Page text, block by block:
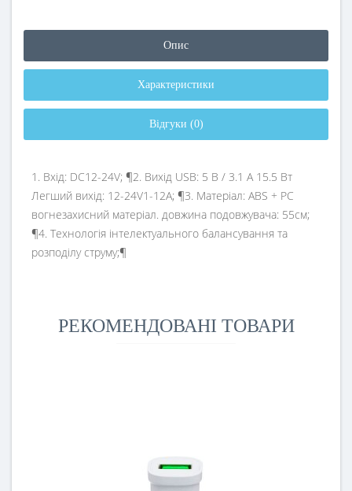
Опис
Характеристики
Відгуки (0)
1. Вхід: DC12-24V; ¶2. Вихід USB: 5 В / 3.1 А 15.5 Вт
Легший вихід: 12-24V1-12A; ¶3. Матеріал: ABS + PC
вогнезахисний матеріал. довжина подовжувача: 55см;
¶4. Технологія інтелектуального балансування та
розподілу струму;¶
РЕКОМЕНДОВАНІ ТОВАРИ